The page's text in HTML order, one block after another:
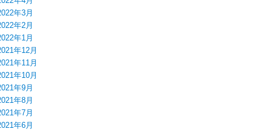
年3月
年2月
年1月
年12月
年11月
年10月
年9月
年8月
年7月
年6月